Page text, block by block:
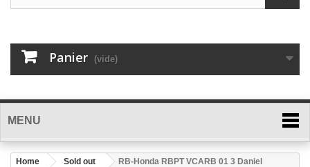
Panier (vide)
MENU
Home Sold out
RB-Honda RBPT VCARB 01 3 Daniel